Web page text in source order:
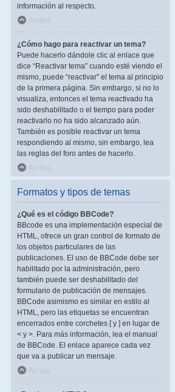
información al respecto.
Arriba
¿Cómo hago para reactivar un tema?
Puede hacerlo dándole clic al enlace que
dice “Reactivar tema” cuando esté viendo el
mismo, puede “reactivar” el tema al principio
de la primera página. Sin embargo, si no lo
visualiza, entonces el tema reactivado ha
sido deshabilitado o el tiempo para poder
reactivarlo no ha sido alcanzado aún.
También es posible reactivar un tema
respondiendo al mismo, sin embargo, lea
las reglas del foro antes de hacerlo.
Arriba
Formatos y tipos de temas
¿Qué es el código BBCode?
BBcode es una implementación especial de
HTML, ofrece un gran control de formato de
los objetos particulares de las
publicaciones. El uso de BBCode debe ser
habilitado por la administración, pero
también puede ser deshabilitado del
formulario de publicación de mensajes.
BBCode asimismo es similar en estilo al
HTML, pero las etiquetas se encuentran
encerrados entre corchetes [ y ] en lugar de
< y >. Para más información, lea el manual
de BBCode. El enlace aparece cada vez
que va a publicar un mensaje.
Arriba